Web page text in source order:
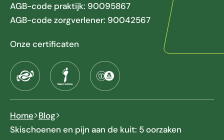
AGB-code praktijk: 90095867
AGB-code zorgverlener: 90042567
Onze certificaten
Home Blog
Skischoenen en pijn aan de kuit: 5 oorzaken